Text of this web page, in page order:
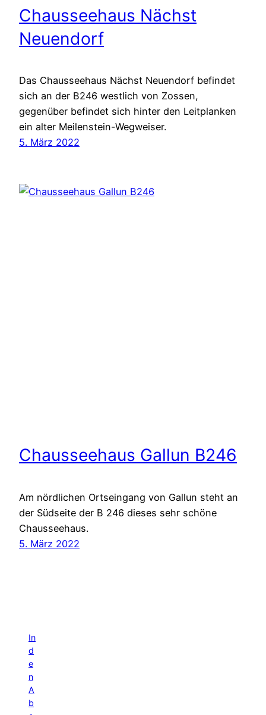
Chausseehaus Nächst
Neuendorf
Das Chausseehaus Nächst Neuendorf befindet
sich an der B246 westlich von Zossen,
gegenüber befindet sich hinter den Leitplanken
ein alter Meilenstein-Wegweiser.
5. März 2022
Chausseehaus Gallun B246
Am nördlichen Ortseingang von Gallun steht an
der Südseite der B 246 dieses sehr schöne
Chausseehaus.
5. März 2022
In
d
e
n
A
b